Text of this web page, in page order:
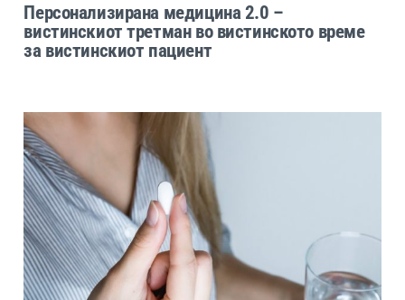
Персонализирана медицина 2.0 –
вистинскиот третман во вистинското време
за вистинскиот пациент